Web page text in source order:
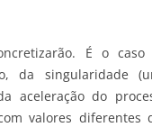
É o caso
da singularidade
aceleração do
valores diferentes